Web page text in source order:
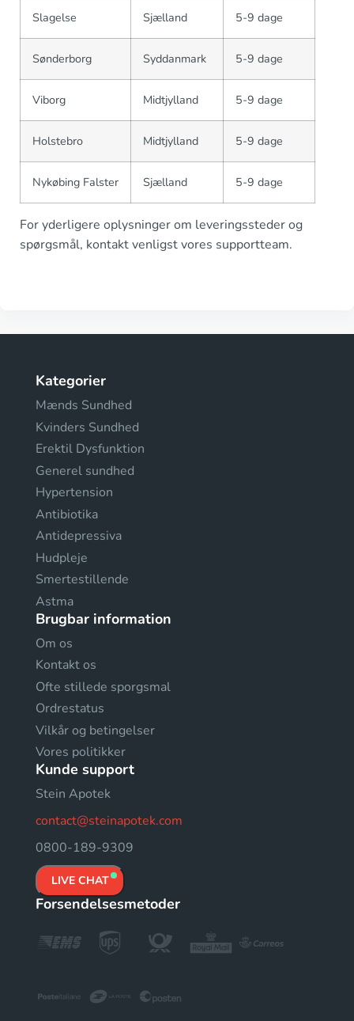
Slagelse Sjælland 5-9 dage
Sønderborg Syddanmark 5-9 dage
Viborg Midtjylland 5-9 dage
Holstebro Midtjylland 5-9 dage
Nykøbing Falster Sjælland 5-9 dage
For yderligere oplysninger om leveringssteder og
spørgsmål, kontakt venligst vores supportteam.
Kategorier
Mænds Sundhed
Kvinders Sundhed
Erektil Dysfunktion
Generel sundhed
Hypertension
Antibiotika
Antidepressiva
Hudpleje
Smertestillende
Astma
Brugbar information
Om os
Kontakt os
Ofte stillede sporgsmal
Ordrestatus
Vilkår og betingelser
Vores politikker
Kunde support
Stein Apotek
contact@steinapotek.com
0800-189-9309
LIVE CHAT
Forsendelsesmetoder